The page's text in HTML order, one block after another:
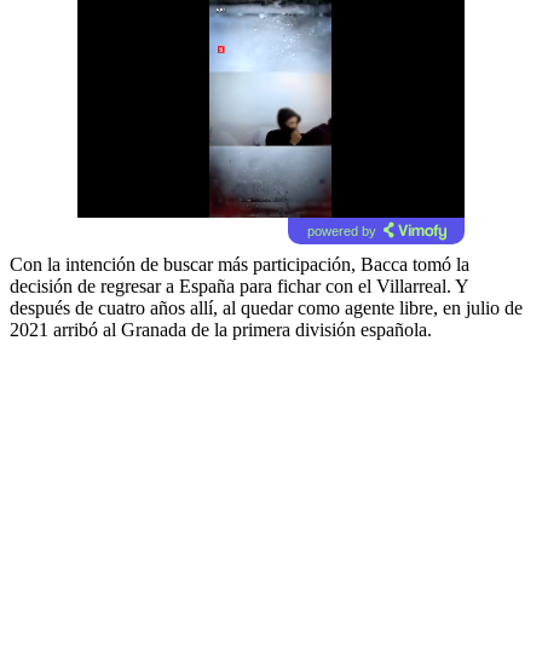
powered by
Con la intención de buscar más participación, Bacca tomó la
decisión de regresar a España para fichar con el Villarreal. Y
después de cuatro años allí, al quedar como agente libre, en julio de
2021 arribó al Granada de la primera división española.